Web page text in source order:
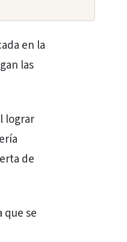
en la
las
lograr
de
se